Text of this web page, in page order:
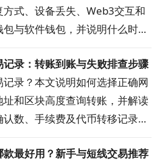
式、设备丢失、Web3交互和
与软件钱包，并说明什么时候
助你按自己的资金用途和操作
录：转账到账与失败排查步骤
录？本文说明如何选择正确网
和区块高度查询转账，并解读
数、手续费及代币转移记录。
和交易状态，快速定位问题。
最好用？新手与短线交易推荐